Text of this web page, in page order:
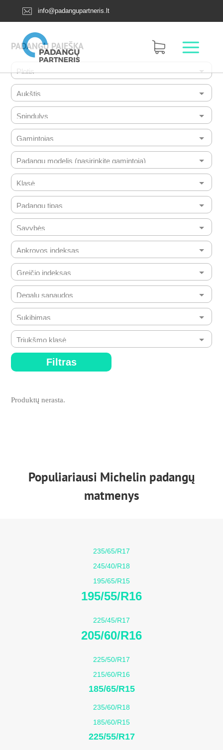
info@padangupartneris.lt
PADANGŲ PAIEŠKA
Filtras
Produktų nerasta.
Populiariausi Michelin padangų
matmenys
235/65/R17
245/40/R18
195/65/R15
195/55/R16
225/45/R17
205/60/R16
225/50/R17
215/60/R16
185/65/R15
235/60/R18
185/60/R15
225/55/R17